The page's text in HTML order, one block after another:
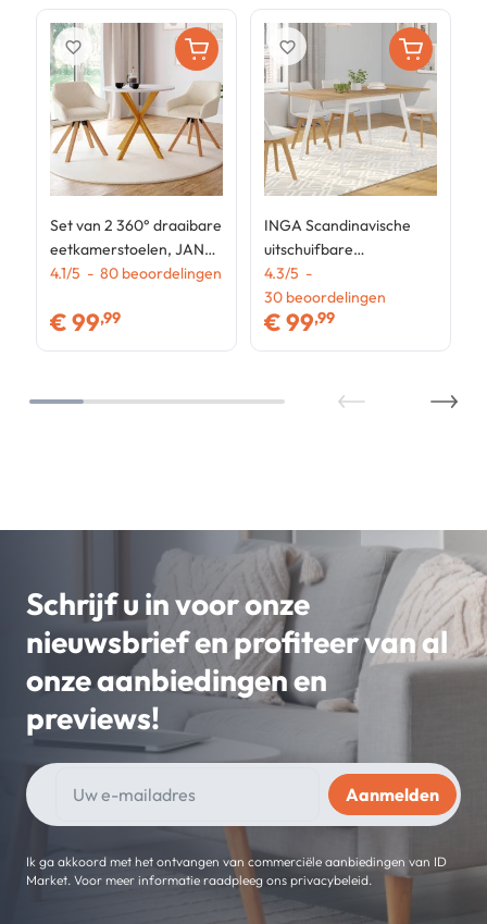
Set van 2 360° draaibare
eetkamerstoelen, JANY-
tafelstoelen van beige
4.1/5 - 80 beoordelingen
€99,99
favorite_border
INGA Scandinavische
uitschuifbare
rechthoektafel, 4-8
personen, houten blad,
witte poten 110-150 cm
4.3/5 -
30 beoordelingen
€99,99
favorite_border
Schrijf u in voor onze
nieuwsbrief en profiteer van al
onze aanbiedingen en
previews!
Ik ga akkoord met het ontvangen van commerciële aanbiedingen van ID
Market. Voor meer informatie raadpleeg ons privacybeleid.